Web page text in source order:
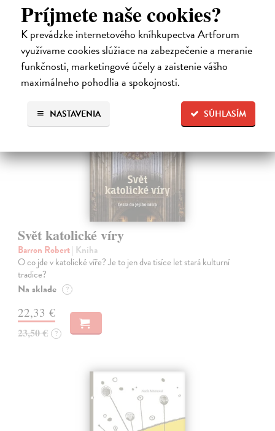
Príjmete naše cookies?
K prevádzke internetového kníhkupectva Artforum
využívame cookies slúžiace na zabezpečenie a meranie
funkčnosti, marketingové účely a zaistenie vášho
maximálneho pohodlia a spokojnosti.
SÚHLASÍM
NASTAVENIA
Zasielame do 14 dní
18,00 €
na sklade
Svět katolické víry
Barron Robert| Kniha
O co jde v katolické víře? Je to jen dva tisíce let stará kulturní
tradice?
Na sklade ?
22,33 €
23,50 € ?